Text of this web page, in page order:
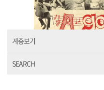
계층보기
SEARCH